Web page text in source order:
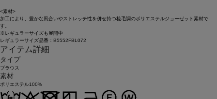
<素材>
加工により、豊かな風合いやストレッチ性を併せ持つ梳毛調のポリエステルジョーゼット素材で
す。
※レギュラーサイズも展開中
レギュラーサイズ品番：B5552FBL072
アイテム詳細
タイプ
ブラウス
素材
ポリエステル100%